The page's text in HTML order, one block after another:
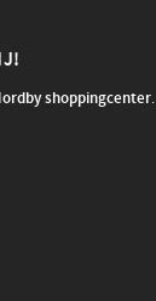
shoppingcenter.